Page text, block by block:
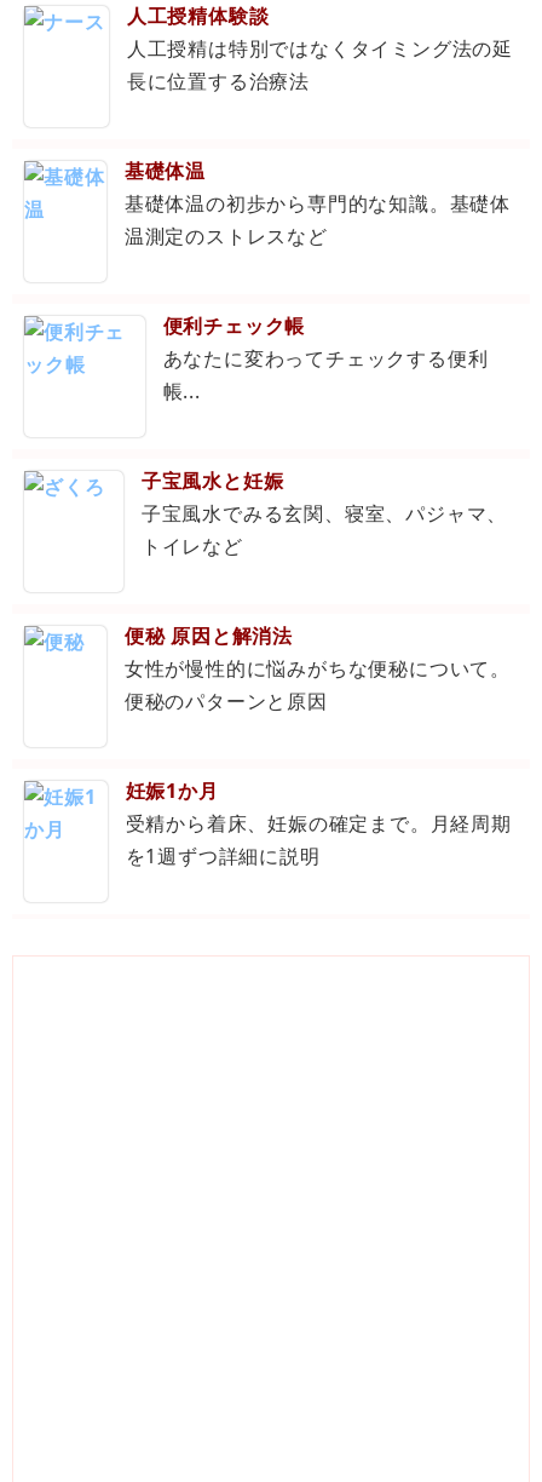
人工授精体験談
人工授精は特別ではなくタイミング法の延
長に位置する治療法
基礎体温
基礎体温の初歩から専門的な知識。基礎体
温測定のストレスなど
便利チェック帳
あなたに変わってチェックする便利
帳...
子宝風水と妊娠
子宝風水でみる玄関、寝室、パジャマ、
トイレなど
便秘 原因と解消法
女性が慢性的に悩みがちな便秘について。
便秘のパターンと原因
妊娠1か月
受精から着床、妊娠の確定まで。月経周期
を1週ずつ詳細に説明